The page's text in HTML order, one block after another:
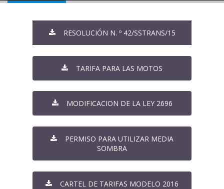
RESOLUCIÓN N. º 42/SSTRANS/15
TARIFA PARA LAS MOTOS
MODIFICACION DE LA LEY 2696
PERMISO PARA UTILIZAR MEDIA
SOMBRA
CARTEL DE TARIFAS MODELO 2016